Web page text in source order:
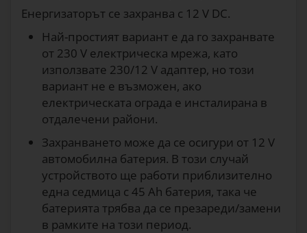
Енергизаторът се захранва с 12 V DC.
Най-простият вариант е да го захранвате
от 230 V електрическа мрежа, като
използвате 230/12 V адаптер, но този
вариант не е възможен, ако
електрическата ограда е инсталирана в
отдалечени райони.
Захранването може да се осигури от 12 V
автомобилна батерия. В този случай
устройството ще работи приблизително
една седмица с 45 Ah батерия, така че
батерията трябва да се презареди/замени
в рамките на този период.